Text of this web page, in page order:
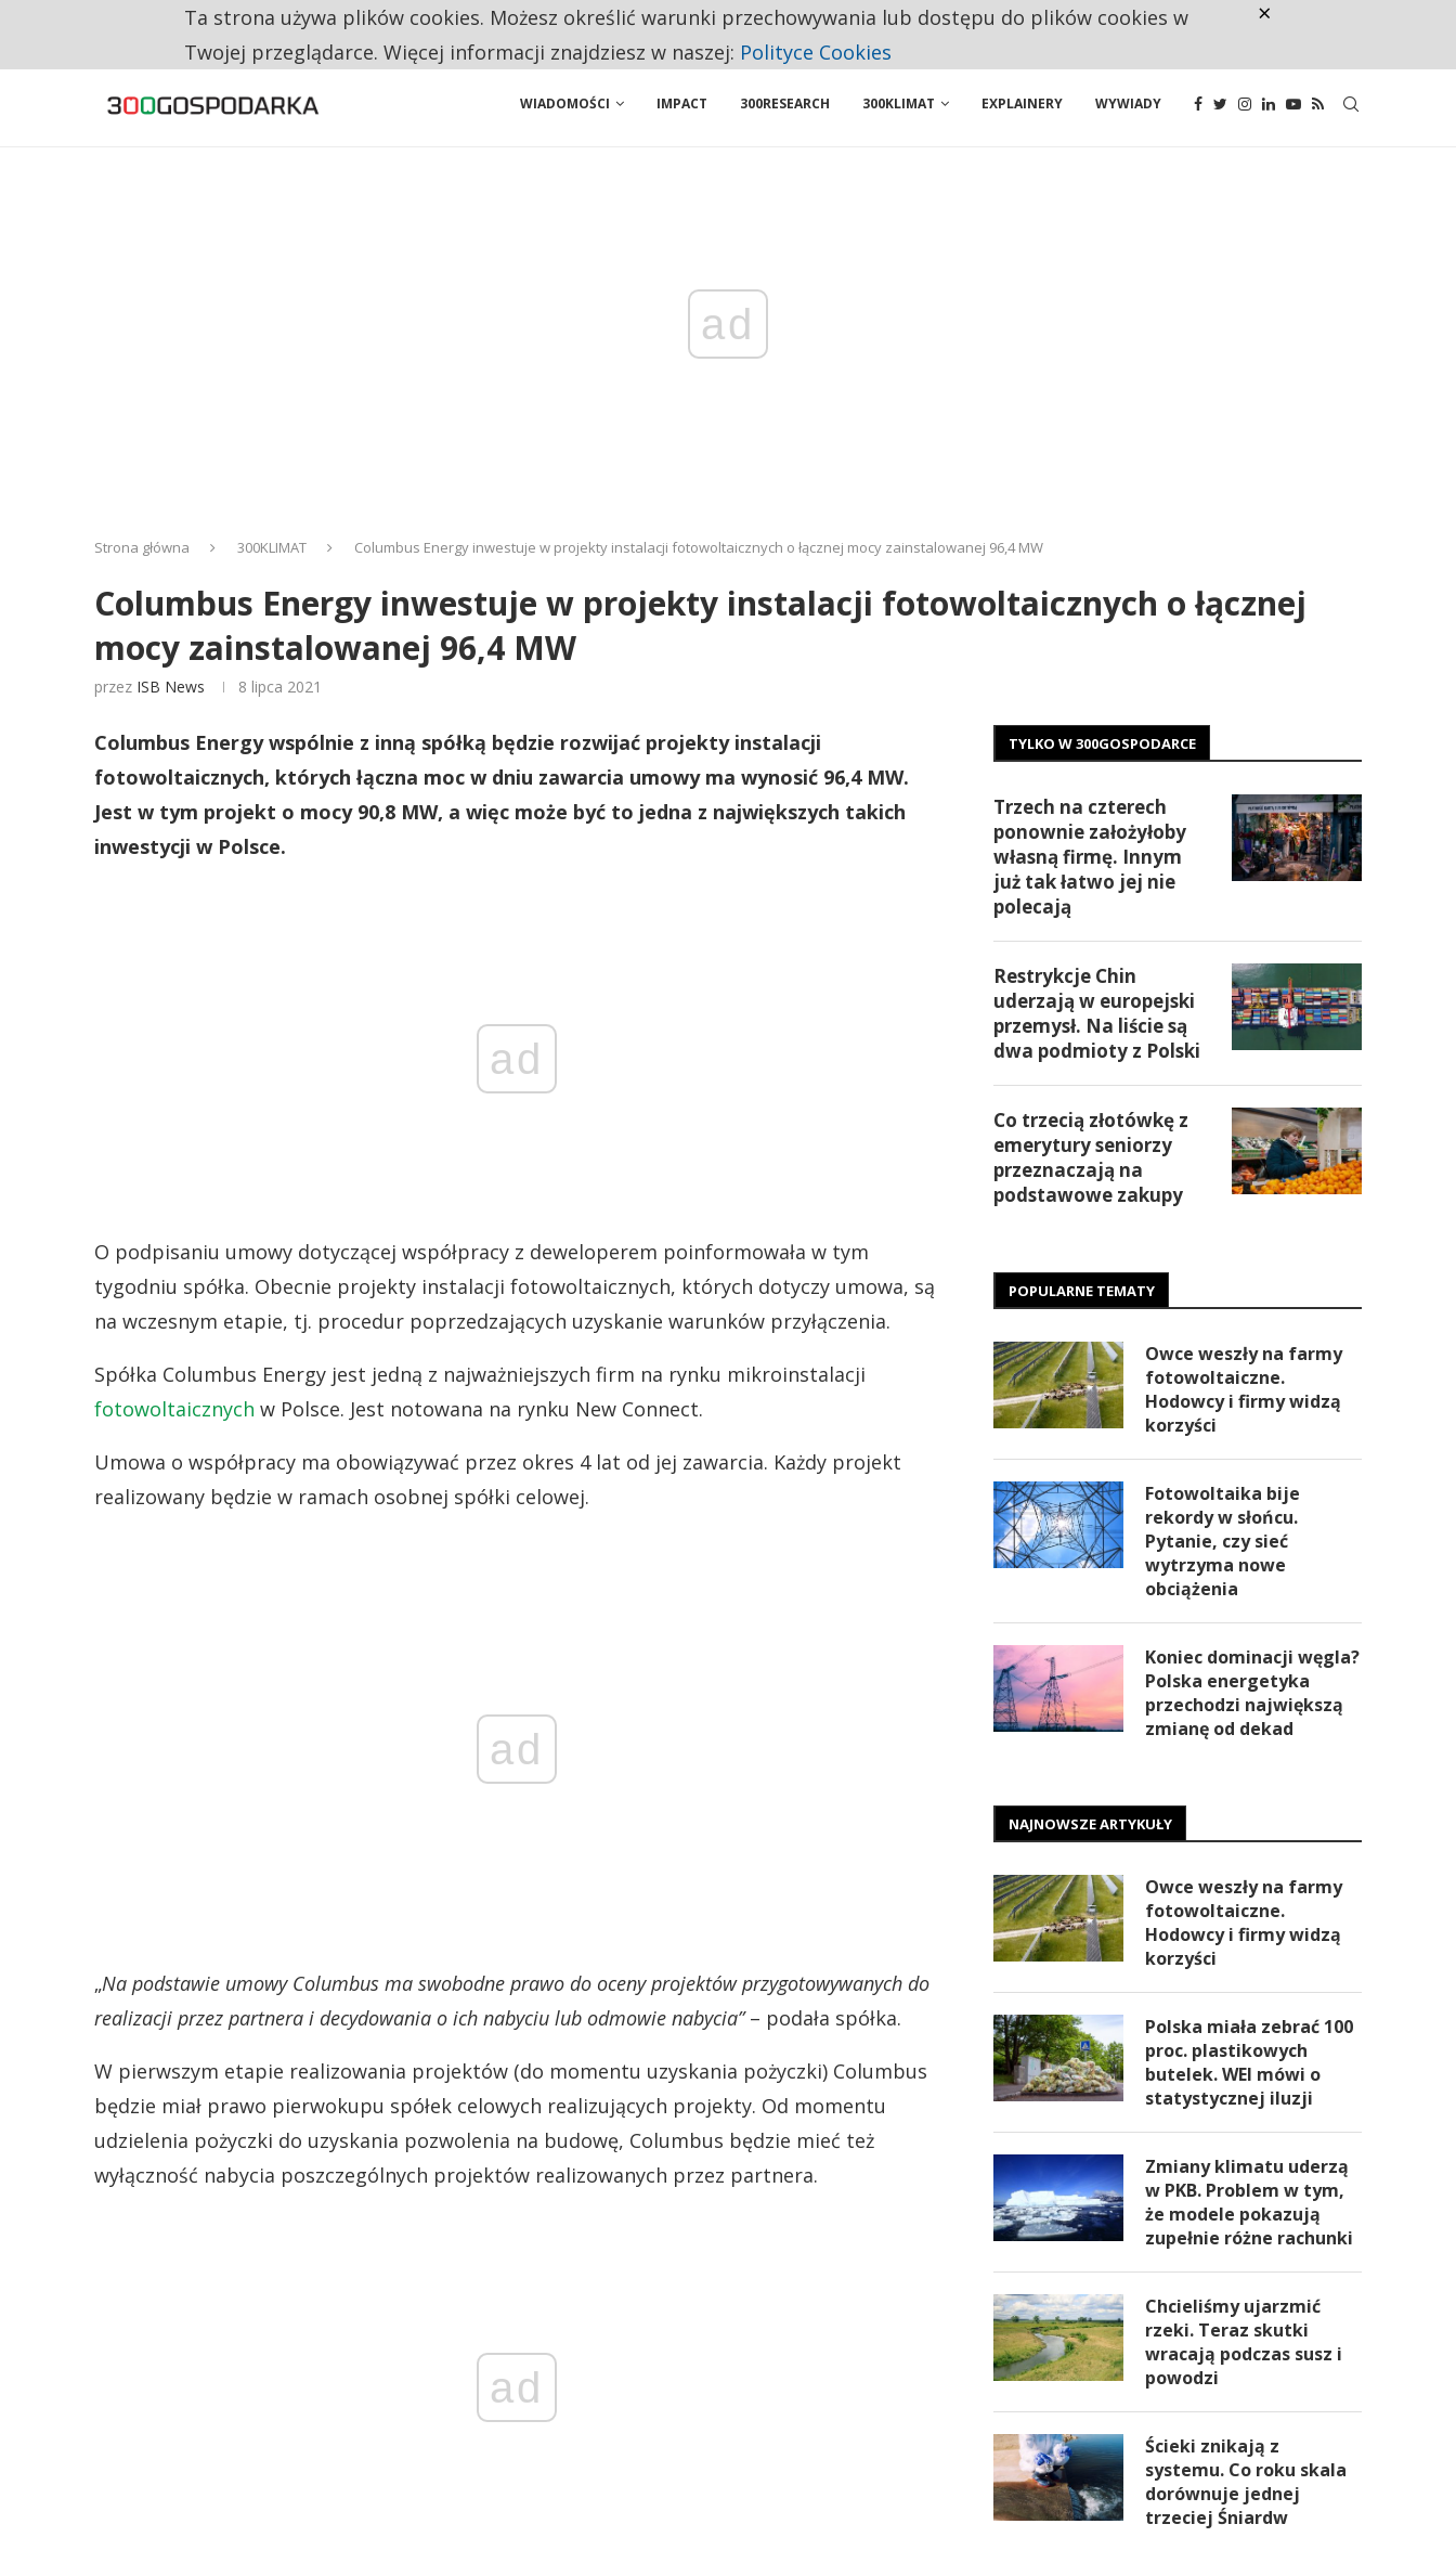
CO TRZECIĄ ZŁOTÓWKĘ Z EMERYTURY SENIORZY PRZEZNACZAJĄ NA PODSTAWOWE ZAKUPY
WIADOMOŚCI IMPACT 300RESEARCH 300KLIMAT EXPLAINERY WYWIADY
ad
Strona główna 300KLIMAT Columbus Energy inwestuje w projekty instalacji fotowoltaicznych o łącznej mocy zainstalowanej 96,4 MW
Columbus Energy inwestuje w projekty instalacji fotowoltaicznych o łącznej
mocy zainstalowanej 96,4 MW
przez ISB News 8 lipca 2021
Columbus Energy wspólnie z inną spółką będzie rozwijać projekty instalacji
fotowoltaicznych, których łączna moc w dniu zawarcia umowy ma wynosić 96,4 MW.
Jest w tym projekt o mocy 90,8 MW, a więc może być to jedna z największych takich
inwestycji w Polsce.
ad
O podpisaniu umowy dotyczącej współpracy z deweloperem poinformowała w tym
tygodniu spółka. Obecnie projekty instalacji fotowoltaicznych, których dotyczy umowa, są
na wczesnym etapie, tj. procedur poprzedzających uzyskanie warunków przyłączenia.
Spółka Columbus Energy jest jedną z najważniejszych firm na rynku mikroinstalacji
fotowoltaicznych w Polsce. Jest notowana na rynku New Connect.
Umowa o współpracy ma obowiązywać przez okres 4 lat od jej zawarcia. Każdy projekt
realizowany będzie w ramach osobnej spółki celowej.
ad
„Na podstawie umowy Columbus ma swobodne prawo do oceny projektów przygotowywanych do
realizacji przez partnera i decydowania o ich nabyciu lub odmowie nabycia”– podała spółka.
W pierwszym etapie realizowania projektów (do momentu uzyskania pożyczki) Columbus
będzie miał prawo pierwokupu spółek celowych realizujących projekty. Od momentu
udzielenia pożyczki do uzyskania pozwolenia na budowę, Columbus będzie mieć też
wyłączność nabycia poszczególnych projektów realizowanych przez partnera.
ad
TYLKO W 300GOSPODARCE
Trzech na czterech
ponownie założyłoby
własną firmę. Innym
już tak łatwo jej nie
polecają
Restrykcje Chin
uderzają w europejski
przemysł. Na liście są
dwa podmioty z Polski
Co trzecią złotówkę z
emerytury seniorzy
przeznaczają na
podstawowe zakupy
POPULARNE TEMATY
Owce weszły na farmy
fotowoltaiczne.
Hodowcy i firmy widzą
korzyści
Fotowoltaika bije
rekordy w słońcu.
Pytanie, czy sieć
wytrzyma nowe
obciążenia
Koniec dominacji węgla?
Polska energetyka
przechodzi największą
zmianę od dekad
NAJNOWSZE ARTYKUŁY
Owce weszły na farmy
fotowoltaiczne.
Hodowcy i firmy widzą
korzyści
Polska miała zebrać 100
proc. plastikowych
butelek. WEI mówi o
statystycznej iluzji
Zmiany klimatu uderzą
w PKB. Problem w tym,
że modele pokazują
zupełnie różne rachunki
Chcieliśmy ujarzmić
rzeki. Teraz skutki
wracają podczas susz i
powodzi
Ścieki znikają z
systemu. Co roku skala
dorównuje jednej
trzeciej Śniardw
Ta strona używa plików cookies. Możesz określić warunki przechowywania lub dostępu do plików cookies w
Twojej przeglądarce. Więcej informacji znajdziesz w naszej: Polityce Cookies
×